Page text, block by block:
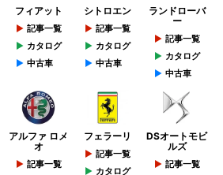
フィアット
記事一覧
カタログ
中古車
シトロエン
記事一覧
カタログ
中古車
ランドローバ
ー
記事一覧
カタログ
中古車
アルファ ロメ
オ
記事一覧
フェラーリ
記事一覧
カタログ
DSオートモビ
ルズ
記事一覧